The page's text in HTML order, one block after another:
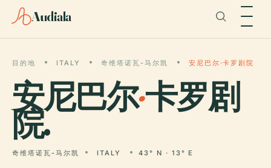
Audiala
目的地 ITALY 奇维塔诺瓦-马尔凯 安尼巴尔·卡罗剧院
安尼巴尔·卡罗剧
院.
奇维塔诺瓦-马尔凯 ITALY 43° N · 13° E